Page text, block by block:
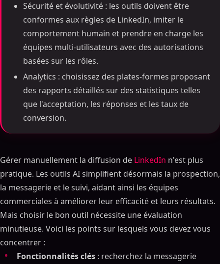
Sécurité et évolutivité : les outils doivent être
conformes aux règles de LinkedIn, imiter le
comportement humain et prendre en charge les
équipes multi-utilisateurs avec des autorisations
basées sur les rôles.
Analytics : choisissez des plates-formes proposant
des rapports détaillés sur des statistiques telles
que l'acceptation, les réponses et les taux de
conversion.
Gérer manuellement la diffusion de LinkedIn n'est plus
pratique. Les outils AI simplifient désormais la prospection,
la messagerie et le suivi, aidant ainsi les équipes
commerciales à améliorer leur efficacité et leurs résultats.
Mais choisir le bon outil nécessite une évaluation
minutieuse. Voici les points sur lesquels vous devez vous
concentrer :
Fonctionnalités clés : recherchez la messagerie